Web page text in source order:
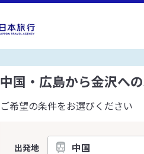
中国・広島から金沢へ
ご希望の条件をお選びください
出発地